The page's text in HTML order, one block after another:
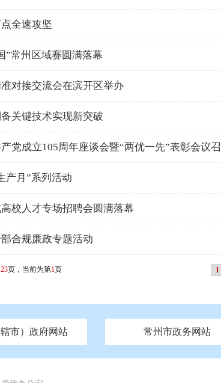
全速攻坚
”常州区域赛圆满落幕
对接交流会在滨开区举办
关键技术实现新突破
党成立105周年座谈会暨“两优一先”表彰会议
产月”系列活动
校人才专场招聘会圆满落幕
合规廉政专题活动
23页，当前为第1页 1
辽宁 吉林 黑龙江 上海 山东 江苏 浙
市）政府网站
政府 常州市政府 徐州市政府 镇江市政府
常州市政务网站
族宗教事务局 市公安局 市民政局 市司法局
境局 市城管局
人大 区政协 纪委监委 检察院 组织部